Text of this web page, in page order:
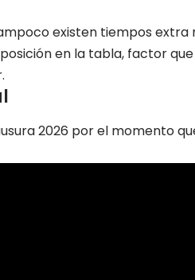
existen tiempos extra
en la tabla, factor que
2026 por el momento